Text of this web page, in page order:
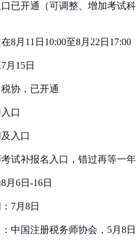
已开通（可调整、增加考试科
8月11日10:00至8月22日17:00
月15日
协，已开通
口
入口
试补报名入口，错过再等一年
月6日-16日
7月8日
中国注册税务师协会，5月8日